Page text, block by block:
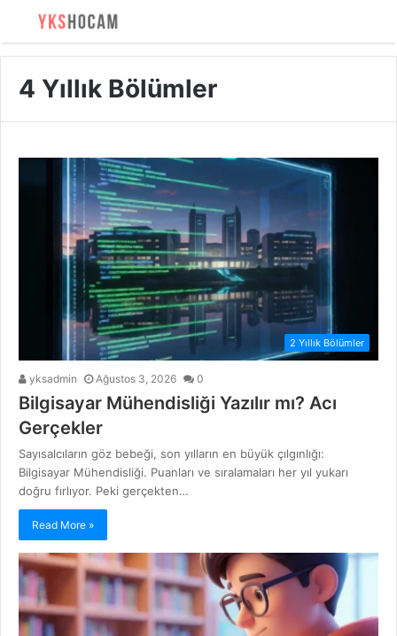
4 Yıllık Bölümler
2 Yıllık Bölümler
yksadmin Ağustos 3, 2026 0
Bilgisayar Mühendisliği Yazılır mı? Acı
Gerçekler
Sayısalcıların göz bebeği, son yılların en büyük çılgınlığı:
Bilgisayar Mühendisliği. Puanları ve sıralamaları her yıl yukarı
doğru fırlıyor. Peki gerçekten…
Read More »